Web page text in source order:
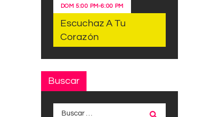
DOM 5:00 PM-6:00 PM
Escuchaz A Tu
Corazón
Buscar